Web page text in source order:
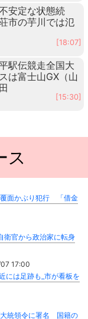
安定な状態続
市の芋川では氾
[18:07]
駅伝競走全国大
は富士山GX（山
[15:30]
ス
面かぶり犯行 「借金
官から政治家に転身
17:00
には足跡も_市が看板を
統領令に署名 国籍の